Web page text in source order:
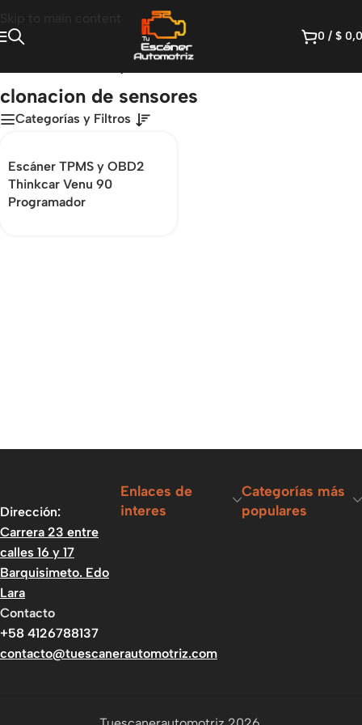
Skip to main content
0 / $
clonacion de sensores
Categorías y Filtros
Escáner TPMS y OBD2
Thinkcar Venu 90
Programador
Dirección:
Carrera 23 entre
calles 16 y 17
Barquisimeto. Edo
Lara
Contacto
+58 4126788137
contacto@tuescanerautomotriz.com
Enlaces de
interes
Categorías más
populares